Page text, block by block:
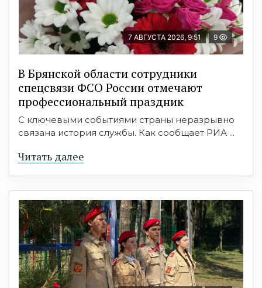
7 АВГУСТА 2026, 9:51 9
В Брянской области сотрудники
спецсвязи ФСО России отмечают
профессиональный праздник
С ключевыми событиями страны неразрывно
связана история службы. Как сообщает РИА ...
Читать далее